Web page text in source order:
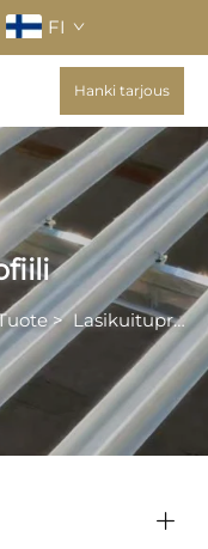
FI
Hanki tarjous
>Lasikuituprofiili